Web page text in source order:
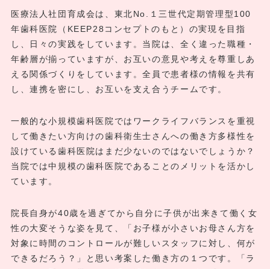
医療法人社団育成会は、東北No.１三世代定期管理型100
年歯科医院（KEEP28コンセプトのもと）の実現を目指
し、日々の実践をしています。当院は、全く違った職種・
年齢層が揃っていますが、お互いの意見や考えを尊重しあ
える関係づくりをしています。全員で患者様の情報を共有
し、連携を密にし、お互いを支え合うチームです。
一般的な小規模歯科医院ではワークライフバランスを重視
して働きたい方向けの歯科衛生士さんへの働き方多様性を
設けている歯科医院はまだ少ないのではないでしょうか？
当院では中規模の歯科医院であることのメリットを活かし
ています。
院長自身が40歳を過ぎてから自分に子供が出来きて働く女
性の大変そうな姿を見て、「お子様が小さいお母さん方を
対象に時間のコントロールが難しいスタッフに対し、何が
できるだろう？」と思い考案した働き方の１つです。「ラ